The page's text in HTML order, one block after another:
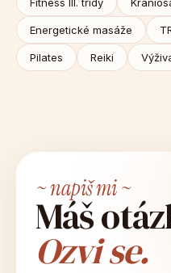
Fitness III. třídy
Energetické masáže
Pilates Reiki
~ napiš mi ~
Máš
Ozvi se.